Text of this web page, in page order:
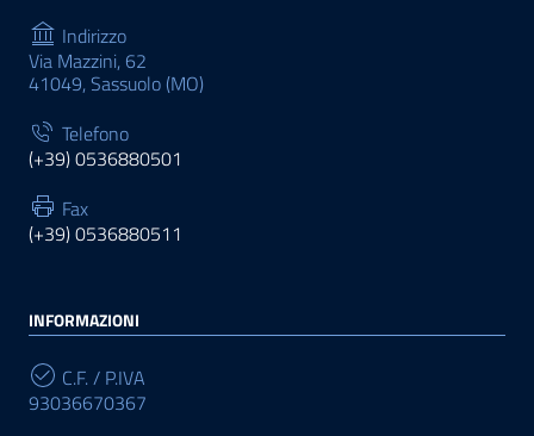
Indirizzo
Via Mazzini, 62
41049, Sassuolo (MO)
Telefono
(+39) 0536880501
Fax
(+39) 0536880511
INFORMAZIONI
C.F. / P.IVA
93036670367